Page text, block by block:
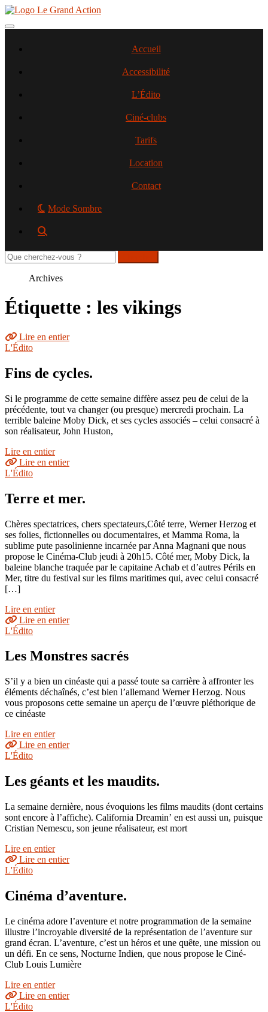
Aller
contenu
Toggle navigation
Accueil
Accessibilité
L’Édito
Ciné-clubs
Tarifs
Location
Contact
Mode Sombre
Rechercher
sur
Archives
Étiquette : les vikings
Lire en entier
L'Édito
Fins de cycles.
Si le programme de cette semaine diffère assez peu de celui de la
précédente, tout va changer (ou presque) mercredi prochain. La
terrible baleine Moby Dick, et ses cycles associés – celui consacré à
son réalisateur, John Huston,
Lire en entier
Lire en entier
L'Édito
Terre et mer.
Chères spectatrices, chers spectateurs,Côté terre, Werner Herzog et
ses folies, fictionnelles ou documentaires, et Mamma Roma, la
sublime pute pasolinienne incarnée par Anna Magnani que nous
propose le Cinéma-Club jeudi à 20h15. Côté mer, Moby Dick, la
baleine blanche traquée par le capitaine Achab et d’autres Périls en
Mer, titre du festival sur les films maritimes qui, avec celui consacré
[…]
Lire en entier
Lire en entier
L'Édito
Les Monstres sacrés
S’il y a bien un cinéaste qui a passé toute sa carrière à affronter les
éléments déchaînés, c’est bien l’allemand Werner Herzog. Nous
vous proposons cette semaine un aperçu de l’œuvre pléthorique de
ce cinéaste
Lire en entier
Lire en entier
L'Édito
Les géants et les maudits.
La semaine dernière, nous évoquions les films maudits (dont certains
sont encore à l’affiche). California Dreamin’ en est aussi un, puisque
Cristian Nemescu, son jeune réalisateur, est mort
Lire en entier
Lire en entier
L'Édito
Cinéma d’aventure.
Le cinéma adore l’aventure et notre programmation de la semaine
illustre l’incroyable diversité de la représentation de l’aventure sur
grand écran. L’aventure, c’est un héros et une quête, une mission ou
un défi. En ce sens, Nocturne Indien, que nous propose le Ciné-
Club Louis Lumière
Lire en entier
Lire en entier
L'Édito